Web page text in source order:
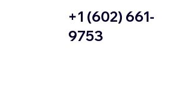
+1 (602) 661-
9753